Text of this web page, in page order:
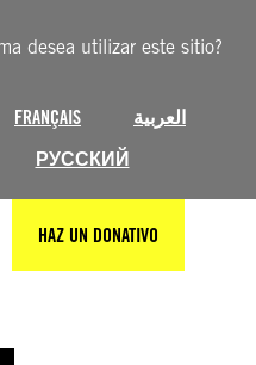
desea utilizar este sitio?
FRANÇAIS
العربية
РУССКИЙ
HAZ UN DONATIVO